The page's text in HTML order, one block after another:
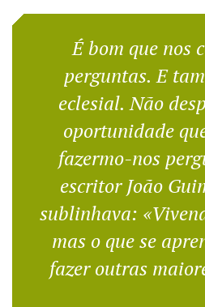
É bom que nos
perguntas. E
eclesial. Não
oportunidade
fazermo-nos
escritor João
sublinhava:
mas o que se
fazer outras